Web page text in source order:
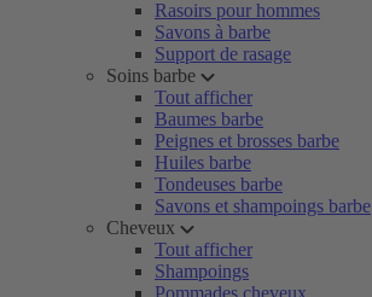
Rasoirs pour hommes
Savons à barbe
Support de rasage
Soins barbe
Tout afficher
Baumes barbe
Peignes et brosses barbe
Huiles barbe
Tondeuses barbe
Savons et shampoings barbe
Cheveux
Tout afficher
Shampoings
Pommades cheveux